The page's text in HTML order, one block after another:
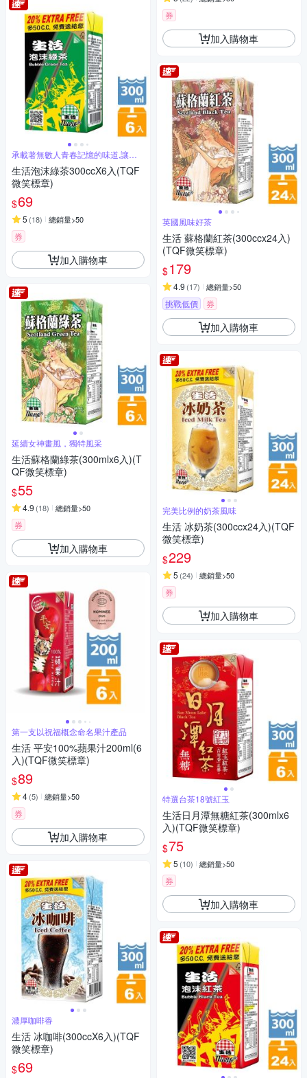
承載著無數人青春記憶的味道,讓人
難以忘懷
生活泡沫綠茶300ccX6入(TQF
微笑標章)
$69
5 (18) 總銷量>50
券
加入購物車
延續女神畫風，獨特風采
生活蘇格蘭綠茶(300mlx6入)(T
QF微笑標章)
$55
4.9 (18) 總銷量>50
券
加入購物車
第一支以祝福概念命名果汁產品
生活 平安100%蘋果汁200ml(6
入)(TQF微笑標章)
$89
4(5) 總銷量>50
券
加入購物車
濃厚咖啡香
生活 冰咖啡(300ccX6入)(TQF
微笑標章)
$69
券
加入購物車
英國風味好茶
生活 蘇格蘭紅茶(300ccx24入)
(TQF微笑標章)
$179
4.9 (17) 總銷量>50
挑戰低價 券
加入購物車
完美比例的奶茶風味
生活 冰奶茶(300ccx24入)(TQF
微笑標章)
$229
5 (24) 總銷量>50
券
加入購物車
特選台茶18號紅玉
生活日月潭無糖紅茶(300mlx6
入)(TQF微笑標章)
$75
5 (10) 總銷量>50
券
加入購物車